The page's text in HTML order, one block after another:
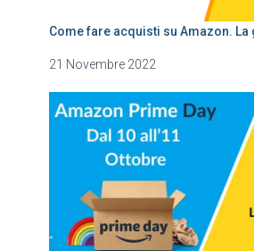
Come fare acquisti su Amazon.
21 Novembre 2022